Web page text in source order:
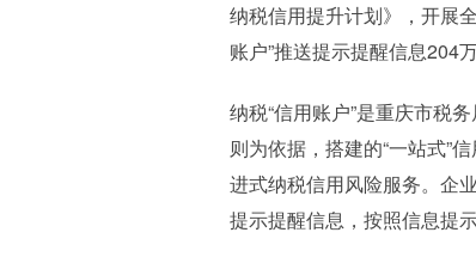
纳税信用提升计划》，开展
账户”推送提示提醒信息204
纳税“信用账户”是重庆市税
则为依据，搭建的“一站式”
进式纳税信用风险服务。企
提示提醒信息，按照信息提